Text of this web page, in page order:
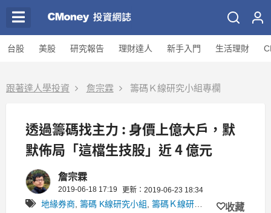
台股 美股 研究報告 理財達人 新手入門 生活理財
跟著達人學投資 詹宗霖 籌碼Ｋ線研究小組專欄
透過籌碼找主力 : 身價上億大戶，默
默佈局「這檔生技股」近 4 億元
詹宗霖
2019-06-18 17:19 更新：2019-06-23 18:34
地緣券商 籌碼 K線研究小組 籌碼Ｋ線研究小組 收藏